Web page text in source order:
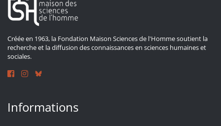
Créée en 1963, la Fondation Maison Sciences de l'Homme soutient la
recherche et la diffusion des connaissances en sciences humaines et
sociales.
Informations